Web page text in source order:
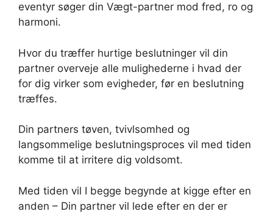
eventyr søger din Vægt-partner mod fred, ro og
harmoni.
Hvor du træffer hurtige beslutninger vil din
partner overveje alle mulighederne i hvad der
for dig virker som evigheder, før en beslutning
træffes.
Din partners tøven, tvivlsomhed og
langsommelige beslutningsproces vil med tiden
komme til at irritere dig voldsomt.
Med tiden vil I begge begynde at kigge efter en
anden – Din partner vil lede efter en der er